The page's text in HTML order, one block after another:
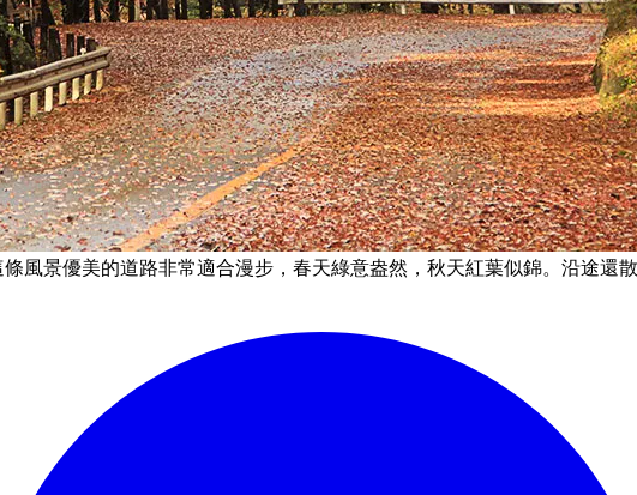
風景優美的道路非常適合漫步，春天綠意盎然，秋天紅葉似錦。沿途還